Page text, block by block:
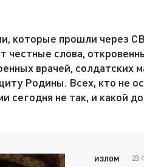
которые прошли через
честные слова,
врачей, солдатских
Родины. Всех, кто не
сегодня не так, и какой
ИЗЛОМ 23